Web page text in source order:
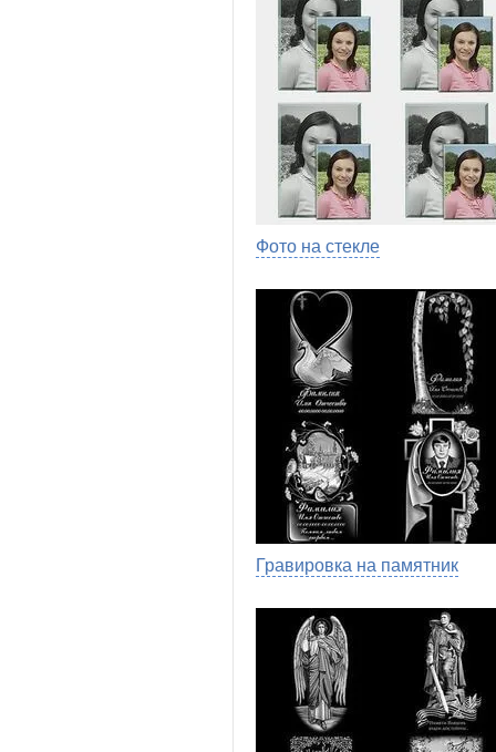
Фото на стекле
Гравировка на памятник